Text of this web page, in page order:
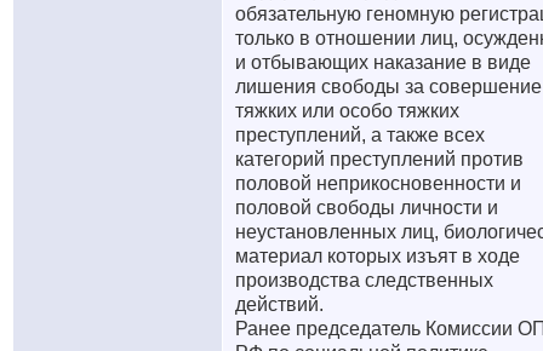
обязательную геномную
только в отношении лиц,
и отбывающих наказание в виде
лишения свободы за совершение
тяжких или особо тяжких
преступлений, а также всех
категорий преступлений против
половой неприкосновенности и
половой свободы личности и
неустановленных лиц,
материал которых изъят в ходе
производства следственных
действий.
Ранее председатель Комиссии